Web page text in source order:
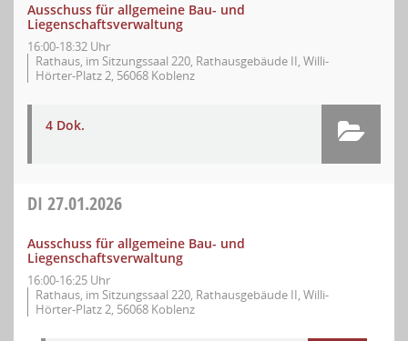
Ausschuss für allgemeine Bau- und
Liegenschaftsverwaltung
16:00-18:32 Uhr
Rathaus, im Sitzungssaal 220, Rathausgebäude II, Willi-
Hörter-Platz 2, 56068 Koblenz
4 Dok.
DI 27.01.2026
Ausschuss für allgemeine Bau- und
Liegenschaftsverwaltung
16:00-16:25 Uhr
Rathaus, im Sitzungssaal 220, Rathausgebäude II, Willi-
Hörter-Platz 2, 56068 Koblenz